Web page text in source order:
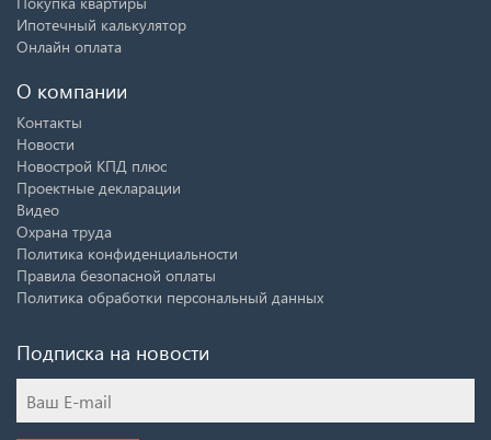
Ипотечный калькулятор
Онлайн оплата
О компании
Контакты
Новости
Новострой КПД плюс
Проектные декларации
Видео
Охрана труда
Политика конфиденциальности
Правила безопасной оплаты
Политика обработки персональный данных
Подписка на новости